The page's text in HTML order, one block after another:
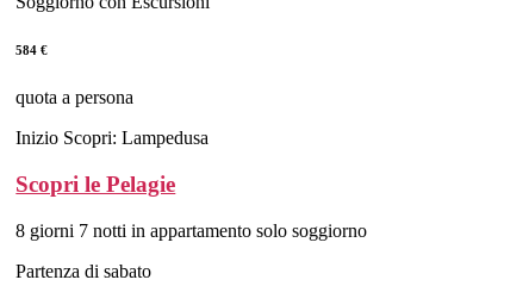
584 €
quota a persona
Inizio Scopri: Lampedusa
Scopri le Pelagie
8 giorni 7 notti in appartamento solo soggiorno
Partenza di sabato